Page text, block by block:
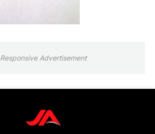
Responsive Advertisement